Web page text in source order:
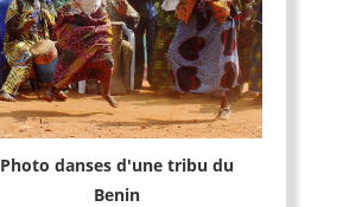
Photo danses d'une tribu du
Benin